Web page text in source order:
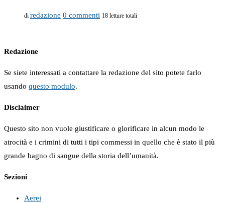
di redazione 0 commenti 18 letture totali
Redazione
Se siete interessati a contattare la redazione del sito potete farlo
usando questo modulo.
Disclaimer
Questo sito non vuole giustificare o glorificare in alcun modo le
atrocità e i crimini di tutti i tipi commessi in quello che è stato il più
grande bagno di sangue della storia dell’umanità.
Sezioni
Aerei